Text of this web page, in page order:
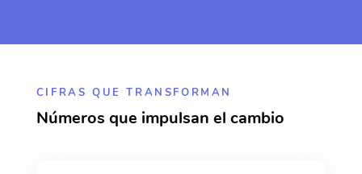
CIFRAS QUE TRANSFORMAN
Números que impulsan el cambio